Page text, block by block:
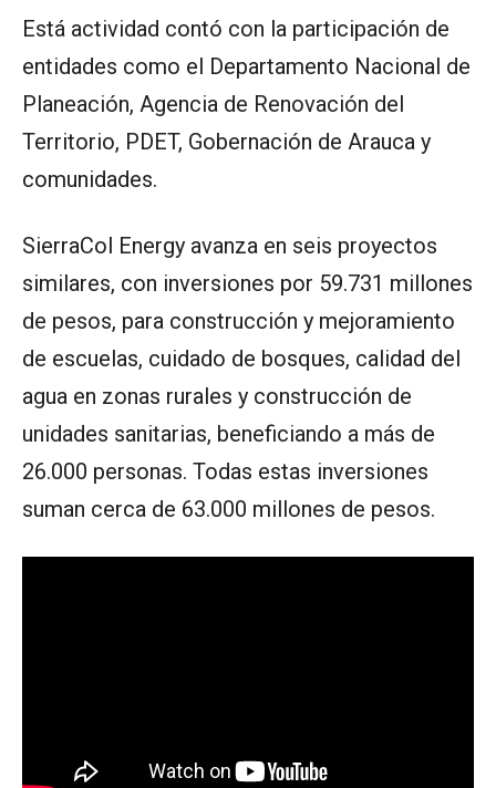
Está actividad contó con la participación de
entidades como el Departamento Nacional de
Planeación, Agencia de Renovación del
Territorio, PDET, Gobernación de Arauca y
comunidades.
SierraCol Energy avanza en seis proyectos
similares, con inversiones por 59.731 millones
de pesos, para construcción y mejoramiento
de escuelas, cuidado de bosques, calidad del
agua en zonas rurales y construcción de
unidades sanitarias, beneficiando a más de
26.000 personas. Todas estas inversiones
suman cerca de 63.000 millones de pesos.